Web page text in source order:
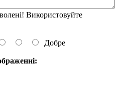
Використовуйте
Добре